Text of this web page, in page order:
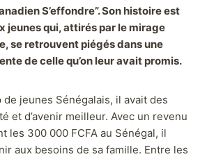
S’effondre”. Son histoire est
jeunes qui, attirés par le mirage
se retrouvent piégés dans une
de celle qu’on leur avait promis.
de jeunes Sénégalais, il avait des
et d’avenir meilleur. Avec un revenu
les 300 000 FCFA au Sénégal, il
aux besoins de sa famille. Entre les